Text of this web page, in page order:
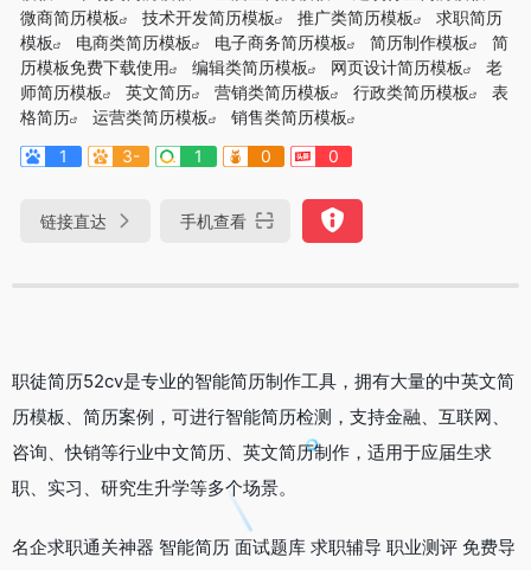
微商简历模板
技术开发简历模板 推广类简历模板
求职简历
模板
电商类简历模板 电子商务简历模板 简历制作模板
简
历模板免费下载使用
编辑类简历模板 网页设计简历模板
老
师简历模板
英文简历 营销类简历模板 行政类简历模板
表
格简历
运营类简历模板
销售类简历模板
1
3- 1 0 0
链接直达 手机查看
职徒简历52cv是专业的智能简历制作工具，拥有大量的中英文简
历模板、简历案例，可进行智能简历检测，支持金融、互联网、
咨询、快销等行业中文简历、英文简历制作，适用于应届生求
职、实习、研究生升学等多个场景。
名企求职通关神器 智能简历 面试题库 求职辅导 职业测评 免费导